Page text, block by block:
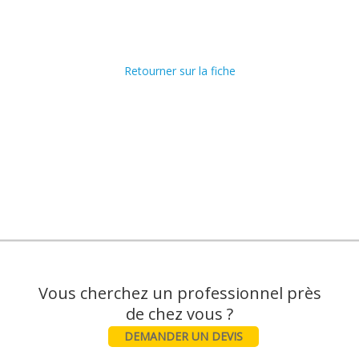
Retourner sur la fiche
Vous cherchez un professionnel près
DEMANDER UN DEVIS